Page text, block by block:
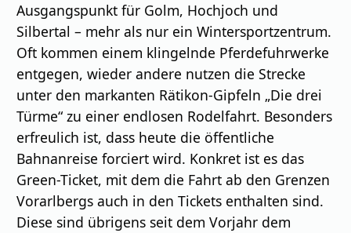
Ausgangspunkt für Golm, Hochjoch und
Silbertal – mehr als nur ein Wintersportzentrum.
Oft kommen einem klingelnde Pferdefuhrwerke
entgegen, wieder andere nutzen die Strecke
unter den markanten Rätikon-Gipfeln „Die drei
Türme“ zu einer endlosen Rodelfahrt. Besonders
erfreulich ist, dass heute die öffentliche
Bahnanreise forciert wird. Konkret ist es das
Green-Ticket, mit dem die Fahrt ab den Grenzen
Vorarlbergs auch in den Tickets enthalten sind.
Diese sind übrigens seit dem Vorjahr dem